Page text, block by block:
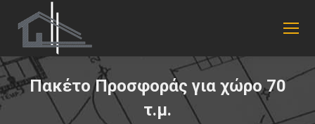
Πακέτο Προσφοράς για χώρο 70
τ.μ.